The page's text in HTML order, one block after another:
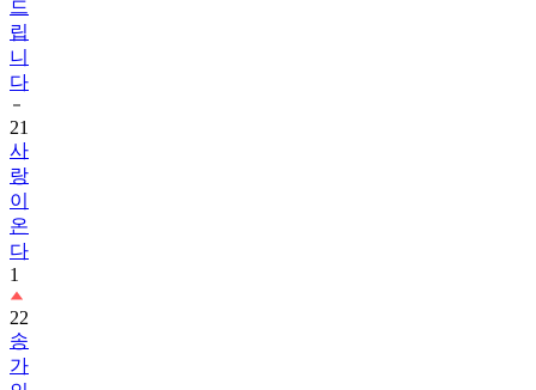
니
다
21
사
랑
이
온
다
1
22
송
가
인
1